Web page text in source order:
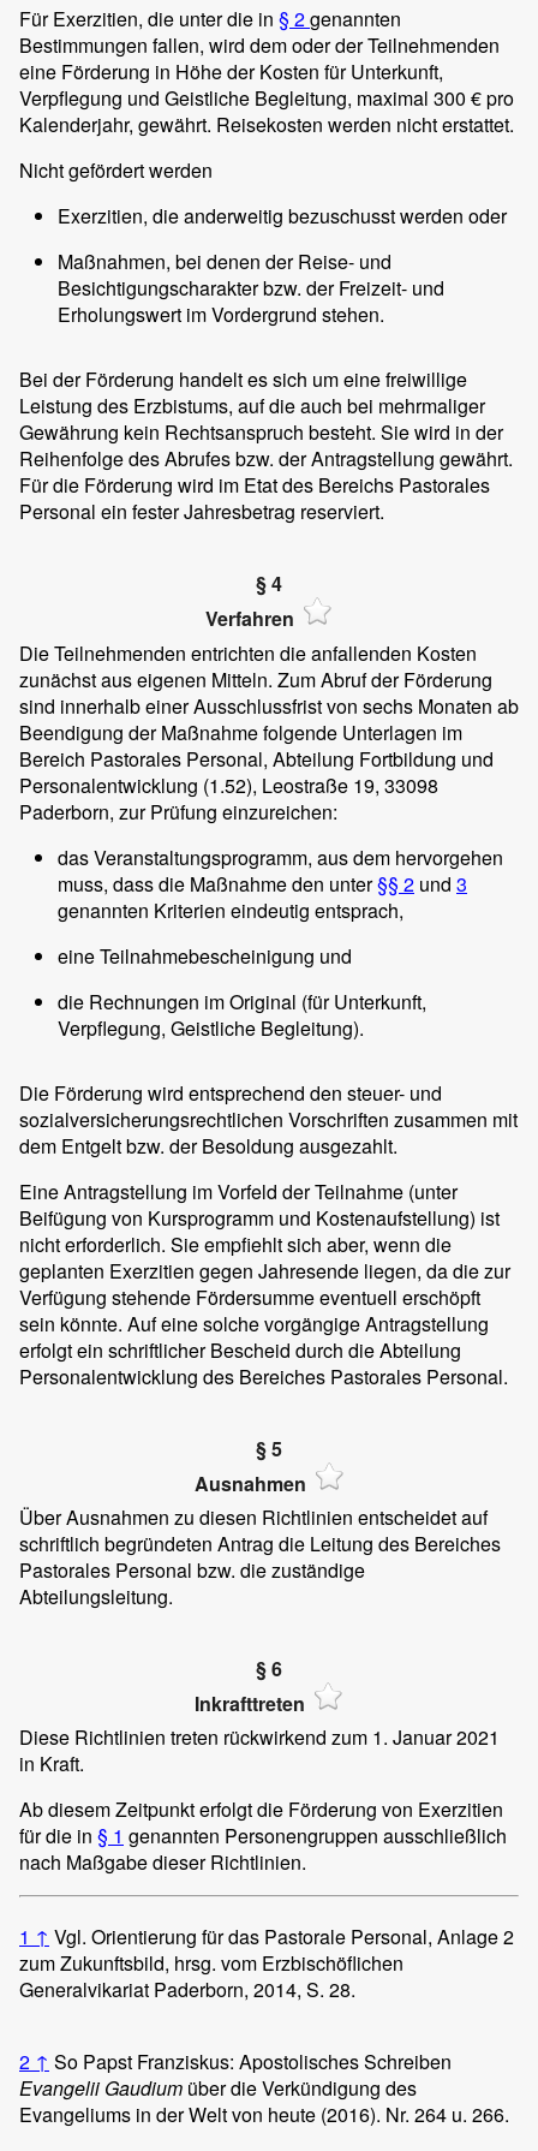
Für Exerzitien, die unter die in § 2genannten
Bestimmungen fallen, wird dem oder der Teilnehmenden
eine Förderung in Höhe der Kosten für Unterkunft,
Verpflegung und Geistliche Begleitung, maximal 300 € pro
Kalenderjahr, gewährt. Reisekosten werden nicht erstattet.
Nicht gefördert werden
Exerzitien, die anderweitig bezuschusst werden oder
Maßnahmen, bei denen der Reise- und
Besichtigungscharakter bzw. der Freizeit- und
Erholungswert im Vordergrund stehen.
Bei der Förderung handelt es sich um eine freiwillige
Leistung des Erzbistums, auf die auch bei mehrmaliger
Gewährung kein Rechtsanspruch besteht. Sie wird in der
Reihenfolge des Abrufes bzw. der Antragstellung gewährt.
Für die Förderung wird im Etat des Bereichs Pastorales
Personal ein fester Jahresbetrag reserviert.
§ 4
Verfahren
Die Teilnehmenden entrichten die anfallenden Kosten
zunächst aus eigenen Mitteln. Zum Abruf der Förderung
sind innerhalb einer Ausschlussfrist von sechs Monaten ab
Beendigung der Maßnahme folgende Unterlagen im
Bereich Pastorales Personal, Abteilung Fortbildung und
Personalentwicklung (1.52), Leostraße 19, 33098
Paderborn, zur Prüfung einzureichen:
das Veranstaltungsprogramm, aus dem hervorgehen
muss, dass die Maßnahme den unter§§ 2 und 3
genannten Kriterien eindeutig entsprach,
eine Teilnahmebescheinigung und
die Rechnungen im Original (für Unterkunft,
Verpflegung, Geistliche Begleitung).
Die Förderung wird entsprechend den steuer- und
sozialversicherungsrechtlichen Vorschriften zusammen mit
dem Entgelt bzw. der Besoldung ausgezahlt.
Eine Antragstellung im Vorfeld der Teilnahme (unter
Beifügung von Kursprogramm und Kostenaufstellung) ist
nicht erforderlich. Sie empfiehlt sich aber, wenn die
geplanten Exerzitien gegen Jahresende liegen, da die zur
Verfügung stehende Fördersumme eventuell erschöpft
sein könnte. Auf eine solche vorgängige Antragstellung
erfolgt ein schriftlicher Bescheid durch die Abteilung
Personalentwicklung des Bereiches Pastorales Personal.
§ 5
Ausnahmen
Über Ausnahmen zu diesen Richtlinien entscheidet auf
schriftlich begründeten Antrag die Leitung des Bereiches
Pastorales Personal bzw. die zuständige
Abteilungsleitung.
§ 6
Inkrafttreten
Diese Richtlinien treten rückwirkend zum 1. Januar 2021
in Kraft.
Ab diesem Zeitpunkt erfolgt die Förderung von Exerzitien
für die in § 1 genannten Personengruppen ausschließlich
nach Maßgabe dieser Richtlinien.
1 ↑ Vgl. Orientierung für das Pastorale Personal, Anlage 2
zum Zukunftsbild, hrsg. vom Erzbischöflichen
Generalvikariat Paderborn, 2014, S. 28.
2 ↑ So Papst Franziskus: Apostolisches Schreiben
Evangelii Gaudium über die Verkündigung des
Evangeliums in der Welt von heute (2016). Nr. 264 u. 266.